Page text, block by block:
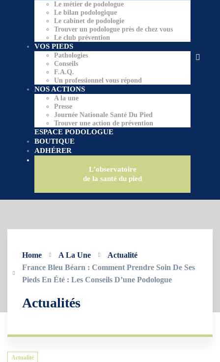
Le métier de podologue
Le bilan podologique
Le cabinet de podologie
Trouver un podologue près de chez vous
Le club prévention
VOS PIEDS
Pathologies
Conseils
F.A.Q.
Un professionnel vous répond
NOS ACTIONS
A la une
Presse
Journée Nationale Santé Du Pied
Trouver une action de prévention
ESPACE PODOLOGUE
BOUTIQUE
ADHÉRER
L’observatoire
de la santé du pied
Home A La Une
Actualité
France Bleu Béarn : Comment Prendre Soin De Ses
Pieds En Été : Les Conseils D’une Podologue
Actualités
Actualité